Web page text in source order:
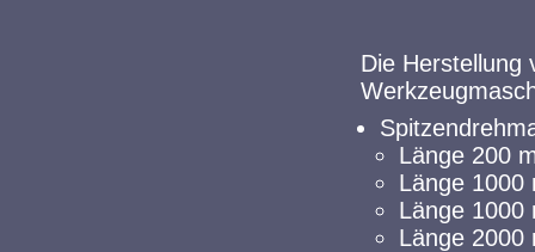
Die Herstellung
Länge 200
Länge
Länge
Länge